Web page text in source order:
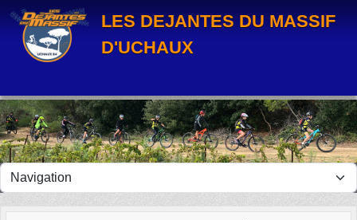
LES DEJANTES DU MASSIF
D'UCHAUX
Panneau de gestion des cookies